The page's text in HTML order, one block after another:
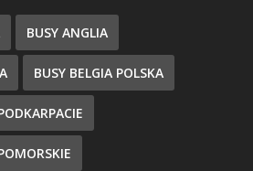
BUSY ANGLIA
BUSY BELGIA POLSKA